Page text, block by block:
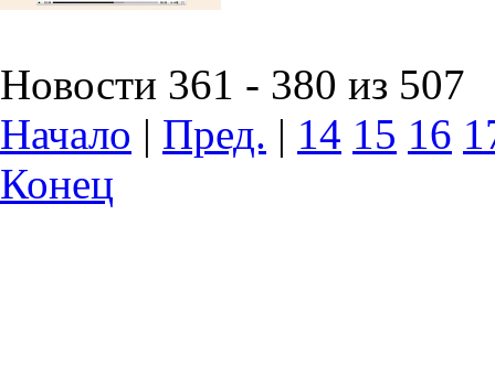
Новости 361 - 380 из 507
Начало | Пред. | 14 15 16
Конец